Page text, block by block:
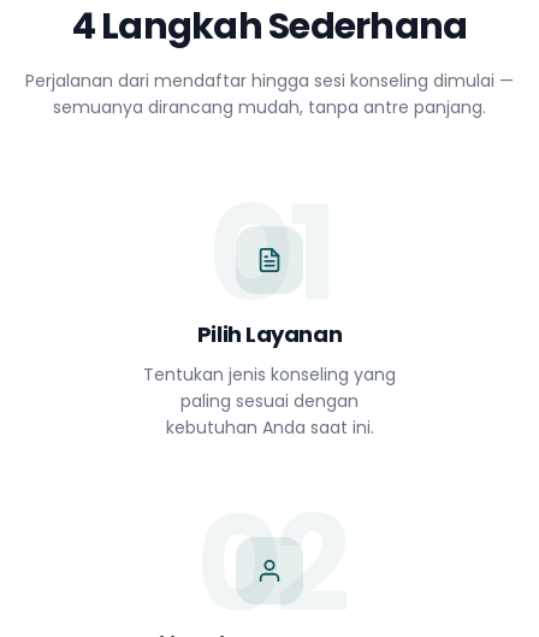
4 Langkah Sederhana
Perjalanan dari mendaftar hingga sesi konseling dimulai —
semuanya dirancang mudah, tanpa antre panjang.
01
Pilih Layanan
Tentukan jenis konseling yang
paling sesuai dengan
kebutuhan Anda saat ini.
02